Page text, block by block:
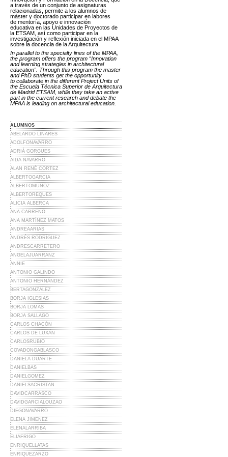
a través de un conjunto de asignaturas
relacionadas, permite a los alumnos de
máster y doctorado participar en labores
de mentoría, apoyo e innovación
educativa en las Unidades de Proyectos de
la ETSAM, así como participar en la
investigación y reflexión iniciada en el MPAA
sobre la docencia de la Arquitectura.
In parallel to the specialty lines of the MPAA,
the program offers the program “Innovation
and learning strategies in architectural
education”. Through this program the master
and PhD students get the opportunity
to collaborate in the different Project Units of
the Escuela Técnica Superior de Arquitectura
de Madrid ETSAM, while they take an active
part in the current research and debate the
MPAA is leading on architectural education.
ALUMNOS
ABELARDO LINARES
ADOLFONAVARRO
ADRIÁ GORGUES
AIDA NAVARRO
ALAN RENÉ CORTEZ
ALBERTOGARCIA
ALBERTOMUNOZ
ALBERTOREQUES
ALICIA ALBERCA
ANA CARREÑO
ANA MARTÍNEZ MATOS
ANDREAARIAS
ANDRÉS RODRÍGUEZ
ANDRESCARRETERO
ANGELAJUARRANZ
ANNIE
ANTONIO GALINDO
ANTONIO HERNÁNDEZ
BERTAGONZALEZ
BORJA IGLESIAS
BORJA LOMAS
BORJA SALLAGO
CARLOS CHACÓN
CARLOS DE LUXÁN
CARLOSRUBIO
COVADONGABLASCO
DANIELA DUARTE
DANIELBAS
DANIELGOMEZ
DANIELSACRISTAN
DAVIDCARRASCO
DAVIDGARCIALOUZAO
DIEGONAVARRO
ELENA JIMENEZ
ELENALARRIBA
ELIAFRIGO
ENRIQUELLATAS
ENRIQUEZARZO